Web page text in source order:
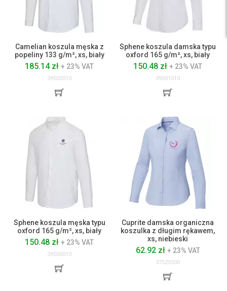
Camelian koszula męska z
popeliny 133 g/m², xs, biały
185.14 zł + 23% VAT
39502010
Sphene koszula damska typu
oxford 165 g/m², xs, biały
150.48 zł + 23% VAT
39501010
Sphene koszula męska typu
oxford 165 g/m², xs, biały
150.48 zł + 23% VAT
39500010
Cuprite damska organiczna
koszulka z długim rękawem,
xs, niebieski
62.92 zł + 23% VAT
37525500